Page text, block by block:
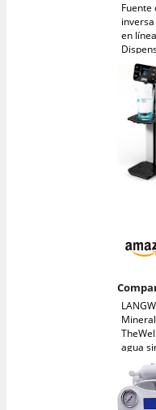
Fuente
en
Sin
agua